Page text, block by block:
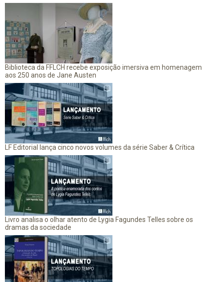
Biblioteca da FFLCH recebe exposição imersiva em homenagem
aos 250 anos de Jane Austen
LF Editorial lança cinco novos volumes da série Saber & Crítica
Livro analisa o olhar atento de Lygia Fagundes Telles sobre os
dramas da sociedade